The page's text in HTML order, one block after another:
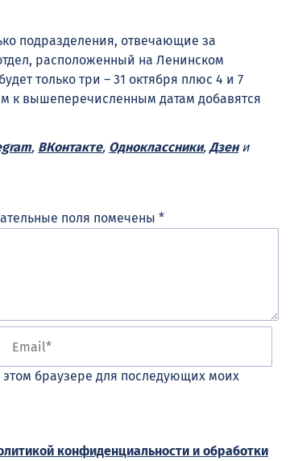
подразделения, отвечающие за
расположенный на Ленинском
только три – 31 октября плюс 4 и 7
к вышеперечисленным датам добавятся
, ВКонтакте, Одноклассники, Дзени
поля помечены *
браузере для последующих моих
конфиденциальности и обработки